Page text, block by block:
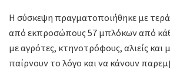
Η σύσκεψη πραγματοποιήθηκε με
από εκπροσώπους 57 μπλόκων από
με αγρότες, κτηνοτρόφους, αλιείς και
παίρνουν το λόγο και να κάνουν